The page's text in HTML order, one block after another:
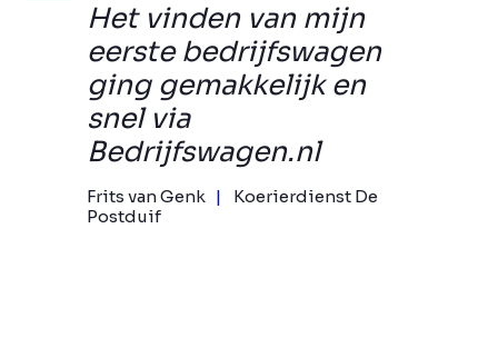
Het vinden van mijn
eerste bedrijfswagen
ging gemakkelijk en
snel via
Bedrijfswagen.nl
Frits van Genk
Koerierdienst De
Postduif